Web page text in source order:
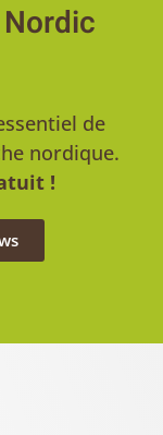
de
nordique.
!